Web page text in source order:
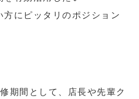
にピッタリのポジション
期間として、店長や先輩ク